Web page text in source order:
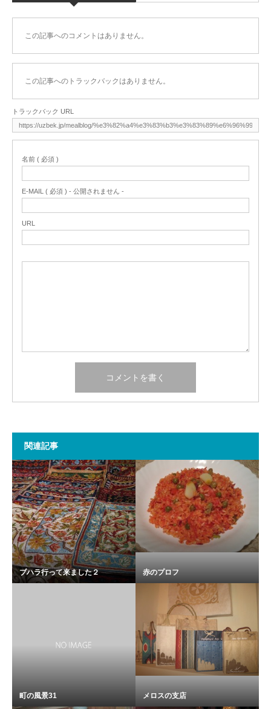
この記事へのコメントはありません。
この記事へのトラックバックはありません。
トラックバック URL
名前 ( 必須 )
E-MAIL ( 必須 ) - 公開されません -
URL
関連記事
ブハラ行って来ました２ 赤のプロフ
町の風景31 メロスの支店